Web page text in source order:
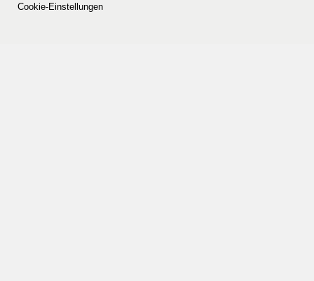
Cookie-Einstellungen